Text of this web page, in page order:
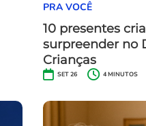
PRA VOCÊ
10 presentes
surpreender no
Crianças
SET 26 4MINUTOS